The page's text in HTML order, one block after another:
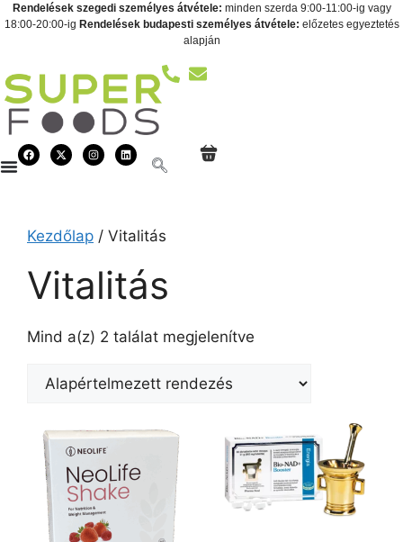
Rendelések szegedi személyes átvétele: minden szerda 9:00-11:00-ig vagy
18:00-20:00-ig Rendelések budapesti személyes átvétele: előzetes egyeztetés
alapján
Kezdőlap / Vitalitás
Vitalitás
Mind a(z) 2 találat megjelenítve